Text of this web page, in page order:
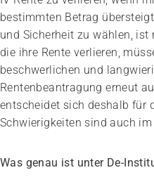
bestimmten Betrag
und Sicherheit zu wählen,
die ihre Rente verlieren,
beschwerlichen und
Rentenbeantragung erneut
entscheidet sich deshalb für
Schwierigkeiten sind auch
Was genau ist unter De-